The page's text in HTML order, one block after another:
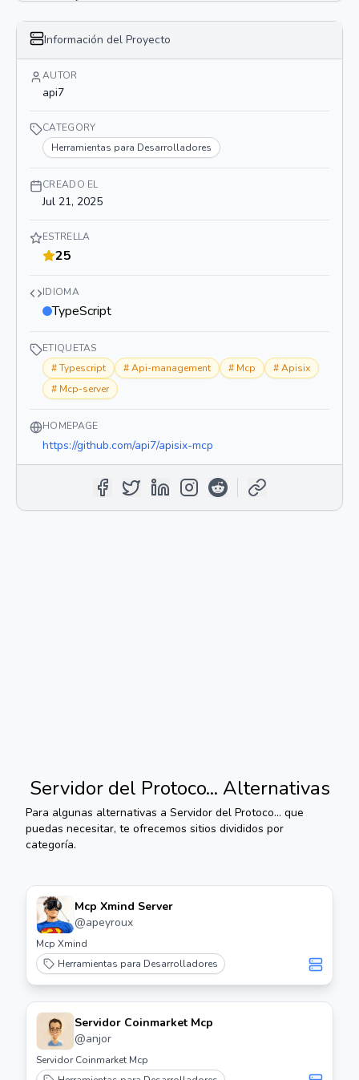
}Información del Proyecto
AUTOR
api7
CATEGORY
Herramientas para Desarrolladores
CREADO EL
Jul 21, 2025
ESTRELLA
25
IDIOMA
TypeScript
ETIQUETAS
#Typescript #Api-management # Mcp #Apisix
# Mcp-server
HOMEPAGE
https://github.com/api7/apisix-mcp
Servidor del Protoco... Alternativas
Para algunas alternativas a Servidor del Protoco... que
puedas necesitar, te ofrecemos sitios divididos por
categoría.
Mcp Xmind Server
@apeyroux
Mcp Xmind
Herramientas para Desarrolladores
Servidor Coinmarket Mcp
@anjor
Servidor Coinmarket Mcp